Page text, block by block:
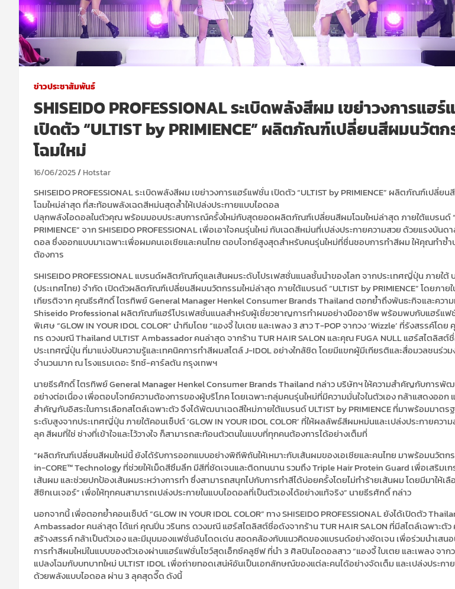
ข่าวประชาสัมพันธ์
SHISEIDO PROFESSIONAL ระเบิดพลังสีผม เขย่าวงการแฮ
เปิดตัว “ULTIST by PRIMIENCE” ผลิตภัณฑ์เปลี่ยนสีผมนวัตก
โฉมใหม่
16/06/2025 Hotstar
SHISEIDO PROFESSIONAL ระเบิดพลังสีผม เขย่าวงการแฮร์แฟชั่น เปิดตัว “ULTIST by PRIMIENCE” ผลิตภัณฑ์เปลี่ย
โฉมใหม่ล่าสุด ที่สะท้อนพลังเฉดสีหม่นสุดล้ำให้เปล่งประกายแบบไอดอล
ปลุกพลังไอดอลในตัวคุณ พร้อมมอบประสบการณ์ครั้งใหม่กับสุดยอดผลิตภัณฑ์เปลี่ยนสีผมโฉมใหม่ล่าสุด ภายใต้แบรนด์
PRIMIENCE” จาก SHISEIDO PROFESSIONAL เพื่อเอาใจคนรุ่นใหม่ กับเฉดสีหม่นที่เปล่งประกายความสวย ด้วยแรงบันด
ดอล ซึ่งออกแบบมาเฉพาะเพื่อผมคนเอเชียและคนไทย ตอบโจทย์สูงสุดสำหรับคนรุ่นใหม่ที่ชื่นชอบการทำสีผม ให้คุณทำซ้ำ
ต้องการ
SHISEIDO PROFESSIONAL แบรนด์ผลิตภัณฑ์ดูแลเส้นผมระดับโปรเฟสชั่นแนลชั้นนำของโลก จากประเทศญี่ปุ่น ภายใต้
(ประเทศไทย) จำกัด เปิดตัวผลิตภัณฑ์เปลี่ยนสีผมนวัตกรรมใหม่ล่าสุด ภายใต้แบรนด์ “ULTIST by PRIMIENCE” โดยภาย
เกียรติจาก คุณธีรศักดิ์ ไตรทิพย์ General Manager Henkel Consumer Brands Thailand ตอกย้ำถึงพันธะกิจและควา
Shiseido Professional ผลิตภัณฑ์แฮร์โปรเฟสชั่นแนลสำหรับผู้เชี่ยวชาญการทำผมอย่างมืออาชีพ พร้อมพบกับแฮร์แฟ
พิเศษ “GLOW IN YOUR IDOL COLOR” นำทีมโดย “แองจี้ ใบเตย และเพลง 3 สาว T-POP จากวง ‘Wizzle’ ที่รังสรรค์โด
ทร ดวงมณี Thailand ULTIST Ambassador คนล่าสุด จากร้าน TUR HAIR SALON และคุณ FUGA NULL แฮร์สไตลิสต์
ประเทศญี่ปุ่น ที่มาแบ่งปันความรู้และเทคนิคการทำสีผมสไตล์ J-IDOL อย่างใกล้ชิด โดยมีแขกผู้มีเกียรติและสื่อมวลชนร่วม
จำนวนมาก ณ โรงแรมเดอะ ริทซ์-คาร์ลตัน กรุงเทพฯ
นายธีรศักดิ์ ไตรทิพย์ General Manager Henkel Consumer Brands Thailand กล่าว บริษัทฯ ให้ความสำคัญกับการ
อย่างต่อเนื่อง เพื่อตอบโจทย์ความต้องการของผู้บริโภค โดยเฉพาะกลุ่มคนรุ่นใหม่ที่มีความมั่นใจในตัวเอง กล้าแสดงออก แ
สำคัญกับอิสระในการเลือกสไตล์เฉพาะตัว จึงได้พัฒนาเฉดสีใหม่ภายใต้แบรนด์ ULTIST by PRIMIENCE ที่มาพร้อมมาต
ระดับสูงจากประเทศญี่ปุ่น ภายใต้คอนเซ็ปต์ ‘GLOW IN YOUR IDOL COLOR’ ที่ให้ผลลัพธ์สีผมหม่นและเปล่งประกายควา
ลุค สีผมที่ใช่ ช่างที่เข้าใจและไว้วางใจ ก็สามารถสะท้อนตัวตนในแบบที่ทุกคนต้องการได้อย่างเต็มที่
“ผลิตภัณฑ์เปลี่ยนสีผมใหม่นี้ ยังได้รับการออกแบบอย่างพิถีพิถันให้เหมาะกับเส้นผมของเอเชียและคนไทย มาพร้อมนวัตกร
in-CORE™ Technology ที่ช่วยให้เม็ดสีซึมลึก มีสีที่ชัดเจนและติดทนนาน รวมถึง Triple Hair Protein Guard เพื่อเสริมเก
เส้นผม และช่วยปกป้องเส้นผมระหว่างการทำ ซึ่งสามารถสนุกไปกับการทำสีได้บ่อยครั้งโดยไม่ทำร้ายเส้นผม โดยมีมาให้เลื
สีซิกเนเจอร์” เพื่อให้ทุกคนสามารถเปล่งประกายในแบบไอดอลที่เป็นตัวเองได้อย่างแท้จริง” นายธีรศักดิ์ กล่าว
นอกจากนี้ เพื่อตอกย้ำคอนเซ็ปต์ “GLOW IN YOUR IDOL COLOR” ทาง SHISEIDO PROFESSIONAL ยังได้เปิดตัว
Ambassador คนล่าสุด ได้แก่ คุณปิ่น วรินทร ดวงมณี แฮร์สไตลิสต์ชื่อดังจากร้าน TUR HAIR SALON ที่มีสไตล์เฉพาะตัว
สร้างสรรค์ กล้าเป็นตัวเอง และมีมุมมองแฟชั่นอันโดดเด่น สอดคล้องกับแนวคิดของแบรนด์อย่างชัดเจน เพื่อร่วมนำเสน
การทำสีผมใหม่ในแบบของตัวเองผ่านแฮร์แฟชั่นโชว์สุดเอ็กซ์คลูซีฟ ที่นำ 3 ศิลปินไอดอลสาว “แองจี้ ใบเตย และเพลง จากว
แปลงโฉมกับบทบาทใหม่ ULTIST IDOL เพื่อถ่ายทอดเสน่ห์อันเป็นเอกลักษณ์ของแต่ละคนได้อย่างจัดเต็ม และเปล่งประกา
ด้วยพลังแบบไอดอล ผ่าน 3 ลุคสุดจี๊ด ดังนี้